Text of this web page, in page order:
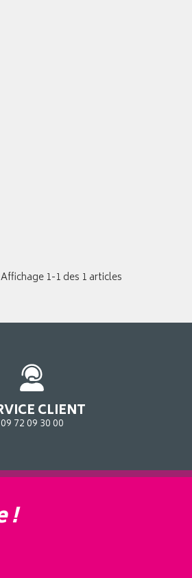
Affichage 1-1 des 1 articles
CLIENT
09 72 09 30 00
!